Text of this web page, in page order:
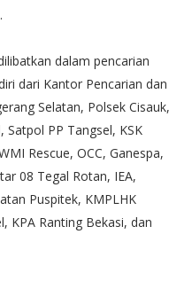
dalam pencarian
dari Kantor Pencarian dan
Selatan, Polsek Cisauk,
Satpol PP Tangsel, KSK
Rescue, OCC, Ganespa,
08 Tegal Rotan, IEA,
Puspitek, KMPLHK
KPA Ranting Bekasi, dan